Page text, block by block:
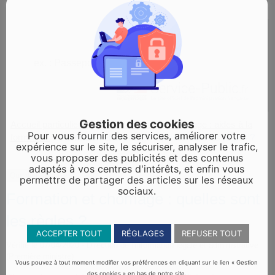
Accueil particuliers> Social - Santé> Chômage : aides à la
formation > Formation et chômage : quelles sont les règles ?
Question-réponse
Formation et chômage : quelles sont
les règles ?
Vérifié le 07/04/2020 - Direction de l'information légale et administrative
Gestion des cookies
Pour vous fournir des services, améliorer votre
expérience sur le site, le sécuriser, analyser le trafic,
vous proposer des publicités et des contenus
adaptés à vos centres d'intérêts, et enfin vous
permettre de partager des articles sur les réseaux
sociaux.
ACCEPTER TOUT RÉGLAGES REFUSER TOUT
Vous pouvez à tout moment modifier vos préférences en cliquant sur le lien « Gestion
des cookies » en bas de notre site.